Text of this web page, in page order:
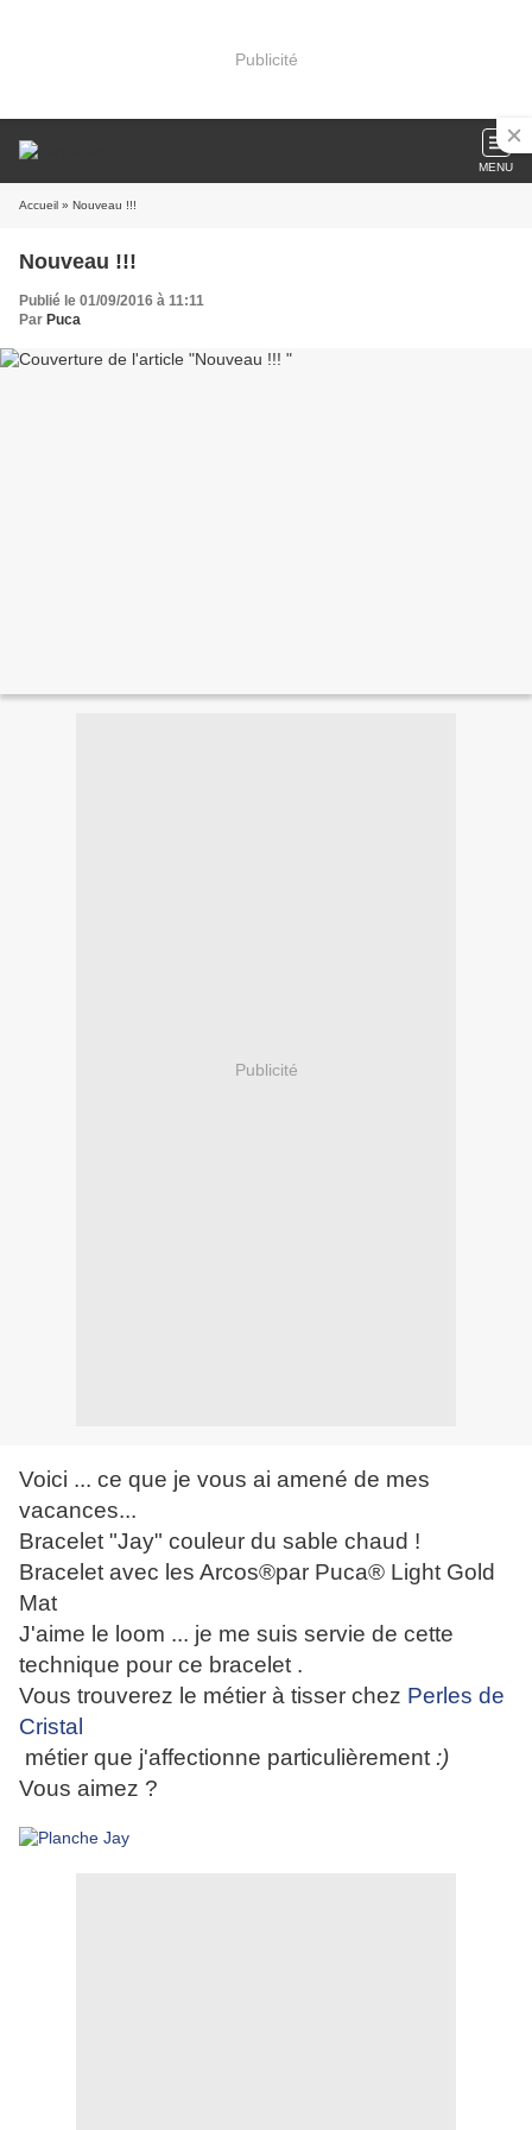
Publicité
MENU
Accueil » Nouveau !!!
Nouveau !!!
Publié le 01/09/2016 à 11:11
Par Puca
Publicité
Voici ... ce que je vous ai amené de mes
vacances...
Bracelet "Jay" couleur du sable chaud !
Bracelet avec les Arcos®par Puca® Light Gold
Mat
J'aime le loom ... je me suis servie de cette
technique pour ce bracelet .
Vous trouverez le métier à tisser chez Perles de
Cristal
métier que j'affectionne particulièrement :)
Vous aimez ?